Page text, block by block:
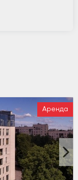
Аренда